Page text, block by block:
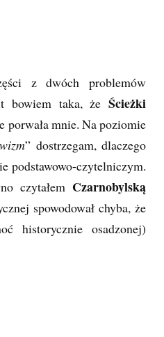
z dwóch problemów
bowiem taka, żeŚcieżki
porwała mnie. Na poziomie
” dostrzegam, dlaczego
podstawowo-czytelniczym.
czytałem Czarnobylską
spowodował chyba, że
historycznie osadzonej)